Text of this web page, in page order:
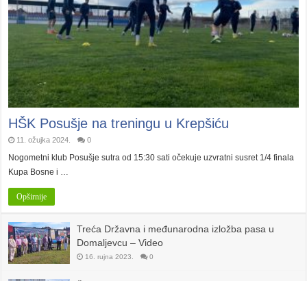
HŠK Posušje na treningu u Krepšiću
11. ožujka 2024. 0
Nogometni klub Posušje sutra od 15:30 sati očekuje uzvratni susret 1/4 finala
Kupa Bosne i …
Opširnije
Treća Državna i međunarodna izložba pasa u
Domaljevcu – Video
16. rujna 2023. 0